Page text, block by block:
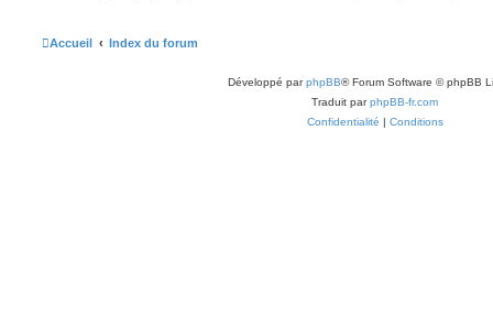
Accueil Index du forum
Développé parphpBB® Forum Software © phpBB
Traduit parphpBB-fr.com
Confidentialité | Conditions